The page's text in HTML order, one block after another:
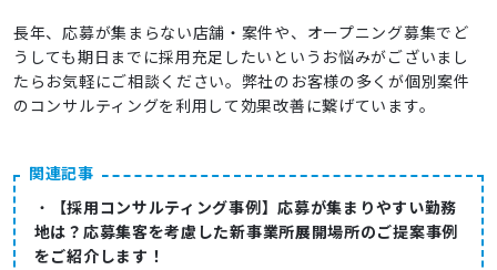
長年、応募が集まらない店舗・案件や、オープニング募集でど
うしても期日までに採用充足したいというお悩みがございまし
たらお気軽にご相談ください。弊社のお客様の多くが個別案件
のコンサルティングを利用して効果改善に繋げています。
関連記事
・
【採用コンサルティング事例】応募が集まりやすい勤務
地は？応募集客を考慮した新事業所展開場所のご提案事例
をご紹介します！